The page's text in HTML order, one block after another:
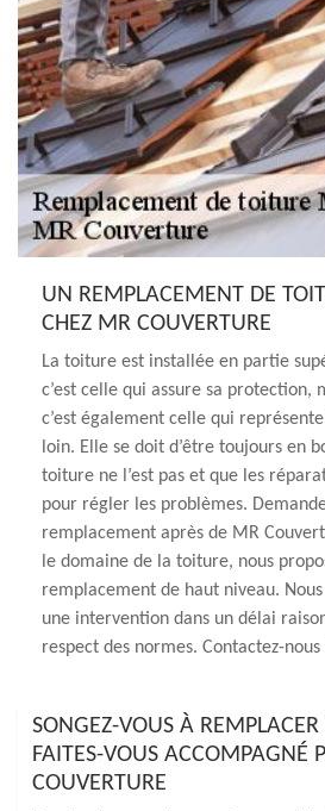
UN REMPLACEMENT DE
CHEZ MR COUVERTURE
La toiture est installée en partie
c’est celle qui assure sa protection,
c’est également celle qui
loin. Elle se doit d’être toujours en
toiture ne l’est pas et que les
pour régler les problèmes.
remplacement après de MR
le domaine de la toiture, nous
remplacement de haut niveau.
une intervention dans un délai
respect des normes. Contactez-nous
SONGEZ-VOUS À REMPLACER
FAITES-VOUS ACCOMPAGNÉ
COUVERTURE